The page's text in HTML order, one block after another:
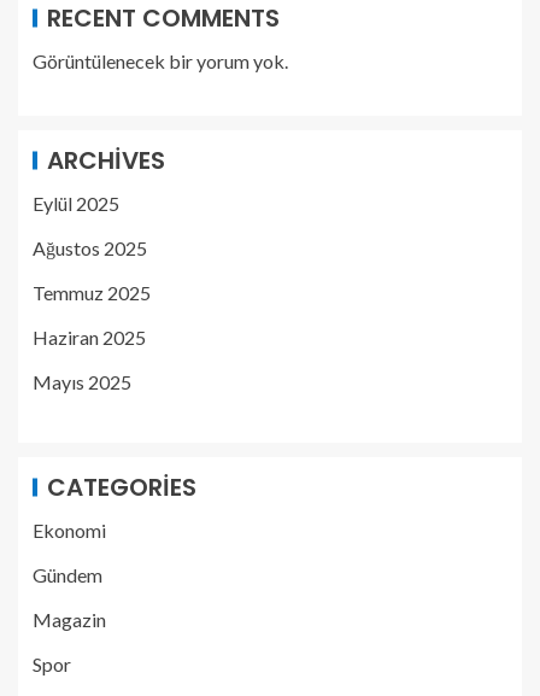
RECENT COMMENTS
Görüntülenecek bir yorum yok.
ARCHIVES
Eylül 2025
Ağustos 2025
Temmuz 2025
Haziran 2025
Mayıs 2025
CATEGORIES
Ekonomi
Gündem
Magazin
Spor